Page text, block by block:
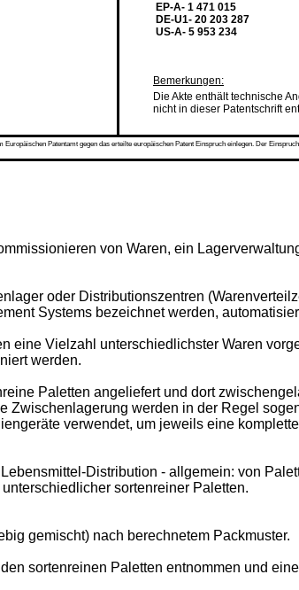
EP-A- 1 471 015
DE-U1- 20 203 287
US-A- 5 953 234
Bemerkungen:
Die Akte enthält technische
nicht in dieser Patentschrift
Patentamt gegen das erteilte europäischen Patent Einspruch einlegen. Der
von Waren, ein
oder Distributionszentren
Systems bezeichnet werden,
eine Vielzahl unterschiedlichster Waren
werden.
Paletten angeliefert und dort
werden in der Regel
verwendet, um jeweils eine
Distribution - allgemein: von
sortenreiner Paletten.
gemischt) nach berechnetem Packmuster.
sortenreinen Paletten entnommen und